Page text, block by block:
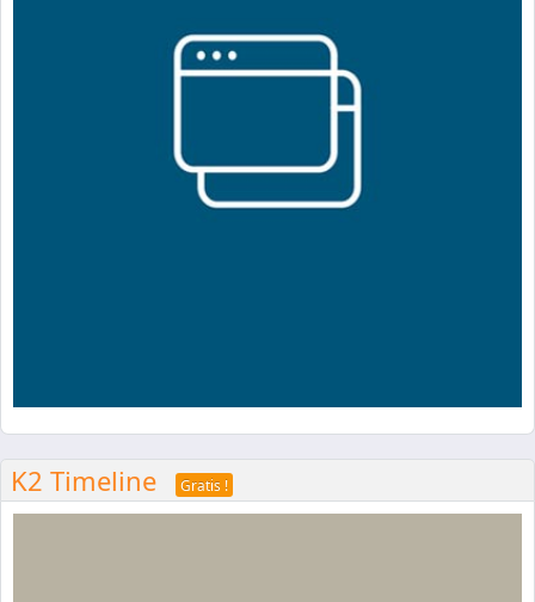
K2 Timeline Gratis !